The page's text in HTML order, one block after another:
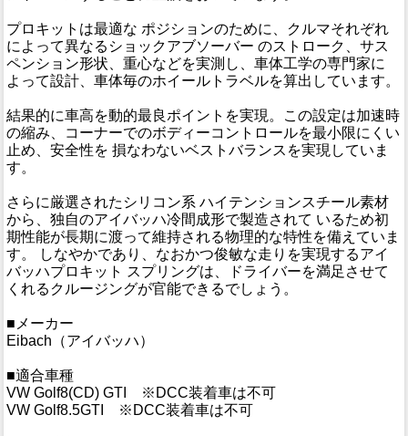
プロキットは最適な ポジションのために、クルマそれぞれ
によって異なるショックアブソーバー のストローク、サス
ペンション形状、重心などを実測し、車体工学の専門家に
よって設計、車体毎のホイールトラベルを算出しています。
結果的に車高を動的最良ポイントを実現。この設定は加速時
の縮み、コーナーでのボディーコントロールを最小限にくい
止め、安全性を 損なわないベストバランスを実現していま
す。
さらに厳選されたシリコン系 ハイテンションスチール素材
から、独自のアイバッハ冷間成形で製造されて いるため初
期性能が長期に渡って維持される物理的な特性を備えていま
す。 しなやかであり、なおかつ俊敏な走りを実現するアイ
バッハプロキット スプリングは、ドライバーを満足させて
くれるクルージングが官能できるでしょう。
■メーカー
Eibach（アイバッハ）
■適合車種
VW Golf8(CD) GTI ※DCC装着車は不可
VW Golf8.5GTI ※DCC装着車は不可